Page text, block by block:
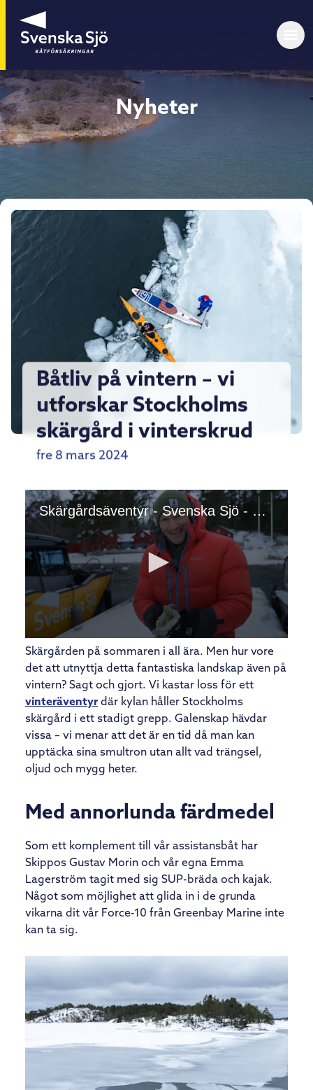
Nyheter
Båtliv på vintern – vi
utforskar Stockholms
skärgård i vinterskrud
fre 8 mars 2024
Skärgården på sommaren i all ära. Men hur vore
det att utnyttja detta fantastiska landskap även på
vintern? Sagt och gjort. Vi kastar loss för ett
vinteräventyrdär kylan håller Stockholms
skärgård i ett stadigt grepp. Galenskap hävdar
vissa – vi menar att det är en tid då man kan
upptäcka sina smultron utan allt vad trängsel,
oljud och mygg heter.
Med annorlunda färdmedel
Som ett komplement till vår assistansbåt har
Skippos Gustav Morin och vår egna Emma
Lagerström tagit med sig SUP-bräda och kajak.
Något som möjlighet att glida in i de grunda
vikarna dit vår Force-10 från Greenbay Marine inte
kan ta sig.